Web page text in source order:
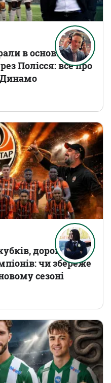
в основному
Полісся: все про
Динамо
дорогі
чи збереже
сезоні